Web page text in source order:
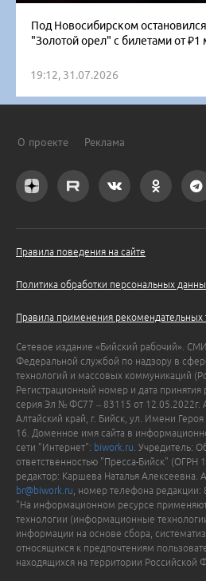
Под Новосибирском
"Золотой орел" с билетами от ₽1
19:12, 31.07.2026
О проекте Реклама
Правила поведения на сайте
Политика обработки персональных
Правила применения рекомендательных
Сетевое издание «Бийский рабочий».
Федеральной службой по надзору в
технологий и массовых коммуникаций
Регистрационный номер и дата принятия
серия Эл № ФС77 – 83115 от 12.05.2022г.
Алтайский край, г. Бийск, ул. Имени
16. Доменное имя сайта в
сети "Интернет": biwork.ru . Учредитель:
ответственностью "Пресса-Бийск" (ОГРН
редактор: Каршева Наталья Алексеевна.
br@biwork.ru , номер телефона редакции:
"На информационном ресурсе
технологии (информационные
информации на основе сбора,
относящихся к предпочтениям
находящихся на территории Российской